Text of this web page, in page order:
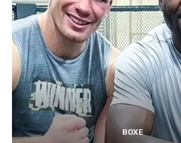
BOXE